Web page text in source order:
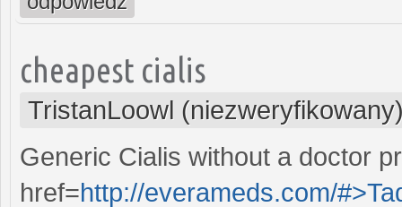
cheapest cialis
TristanLoowl
Generic Cialis without a doctor
href=http://everameds.com/